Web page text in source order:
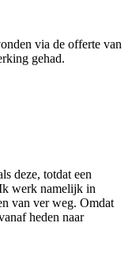
via de offerte van
gehad.
deze, totdat een
werk namelijk in
van ver weg. Omdat
heden naar